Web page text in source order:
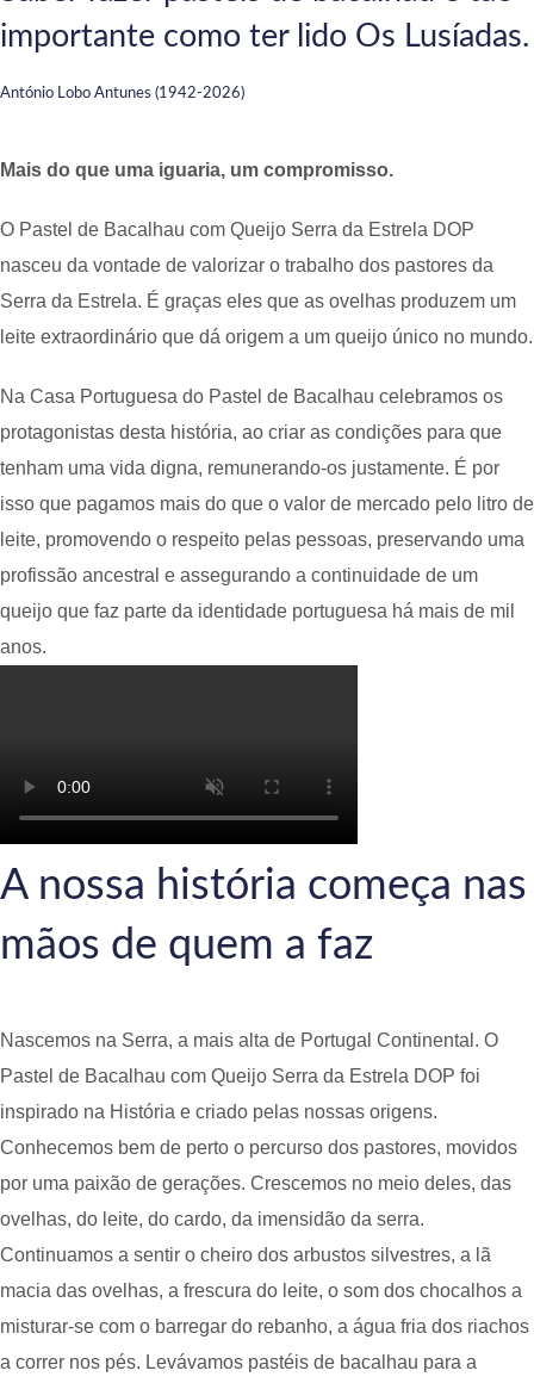
importante como ter lido Os Lusíadas.
António Lobo Antunes (1942-2026)
Mais do que uma iguaria, um compromisso.
O Pastel de Bacalhau com Queijo Serra da Estrela DOP
nasceu da vontade de valorizar o trabalho dos pastores da
Serra da Estrela. É graças eles que as ovelhas produzem um
leite extraordinário que dá origem a um queijo único no mundo.
Na Casa Portuguesa do Pastel de Bacalhau celebramos os
protagonistas desta história, ao criar as condições para que
tenham uma vida digna, remunerando-os justamente. É por
isso que pagamos mais do que o valor de mercado pelo litro de
leite, promovendo o respeito pelas pessoas, preservando uma
profissão ancestral e assegurando a continuidade de um
queijo que faz parte da identidade portuguesa há mais de mil
anos.
A nossa história começa nas
mãos de quem a faz
Nascemos na Serra, a mais alta de Portugal Continental. O
Pastel de Bacalhau com Queijo Serra da Estrela DOP foi
inspirado na História e criado pelas nossas origens.
Conhecemos bem de perto o percurso dos pastores, movidos
por uma paixão de gerações. Crescemos no meio deles, das
ovelhas, do leite, do cardo, da imensidão da serra.
Continuamos a sentir o cheiro dos arbustos silvestres, a lã
macia das ovelhas, a frescura do leite, o som dos chocalhos a
misturar-se com o barregar do rebanho, a água fria dos riachos
a correr nos pés. Levávamos pastéis de bacalhau para a